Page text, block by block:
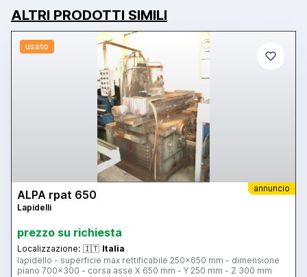
ALTRI PRODOTTI SIMILI
usato
annuncio
ALPA rpat 650
Lapidelli
prezzo su richiesta
Localizzazione: 🇮🇹 Italia
lapidello - superficie max rettificabile 250x650 mm - dimensione
piano 700x300 - corsa asse X 650 mm - Y 250 mm - Z 300 mm